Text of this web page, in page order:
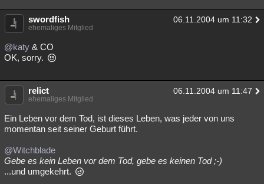
swordfish 06.11.2004 um 11:32
ehemaliges Mitglied
@katy & CO
OK, sorry.
relict 06.11.2004 um 11:47
ehemaliges Mitglied
Ein Leben vor dem Tod, ist dieses Leben, was jeder von uns
momentan seit seiner Geburt führt.
@Witchblade
Gebe es kein Leben vor dem Tod, gebe es keinen Tod ;-)
...und umgekehrt.